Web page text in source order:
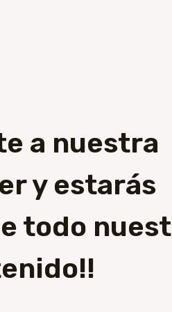
a nuestra
y estarás
todo